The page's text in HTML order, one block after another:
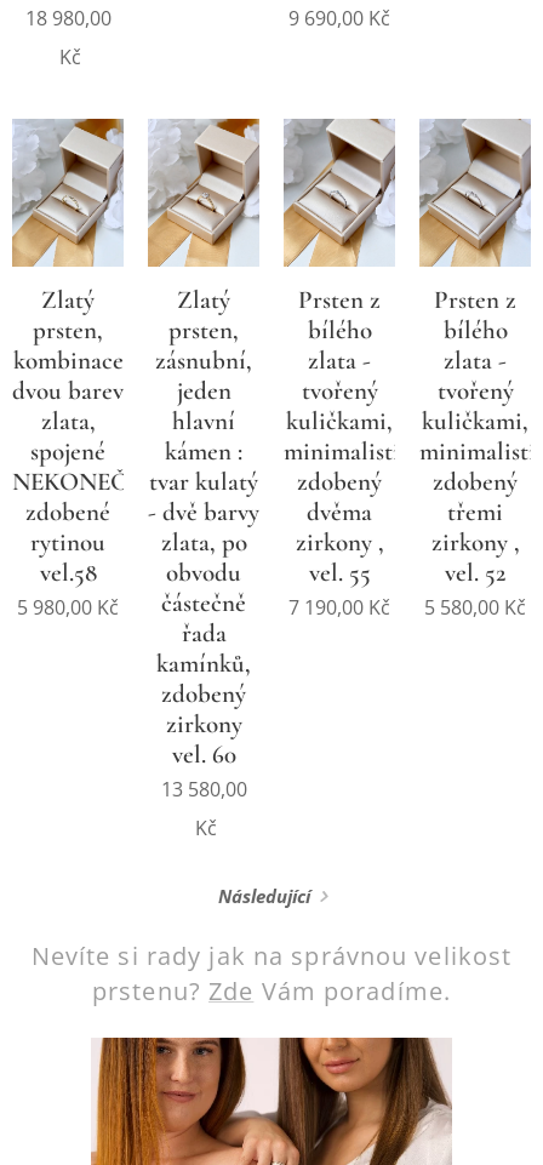
18 980,00
Kč
9 690,00 Kč
Zlatý
prsten,
kombinace
dvou barev
zlata,
spojené
NEKONEČNA,
zdobené
rytinou
vel.58
5 980,00 Kč
Zlatý
prsten,
zásnubní,
jeden
hlavní
kámen :
tvar kulatý
- dvě barvy
zlata, po
obvodu
částečně
řada
kamínků,
zdobený
zirkony
vel. 60
13 580,00
Kč
Prsten z
bílého
zlata -
tvořený
kuličkami,
minimalistický,
zdobený
dvěma
zirkony ,
vel. 55
7 190,00 Kč
Prsten z
bílého
zlata -
tvořený
kuličkami,
zdobený
třemi
zirkony ,
vel. 52
5 580,00 Kč
Následující
Nevíte si rady jak na správnou velikost
prstenu? Zde Vám poradíme.